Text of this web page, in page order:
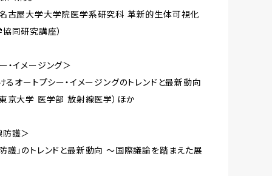
古屋大学大学院医学系研究科 革新的生体可視化
同研究講座）
・イメージング＞
オートプシー・イメージングのトレンドと最新動向
京大学 医学部 放射線医学）ほか
護＞
護」のトレンドと最新動向 ～国際議論を踏まえた展